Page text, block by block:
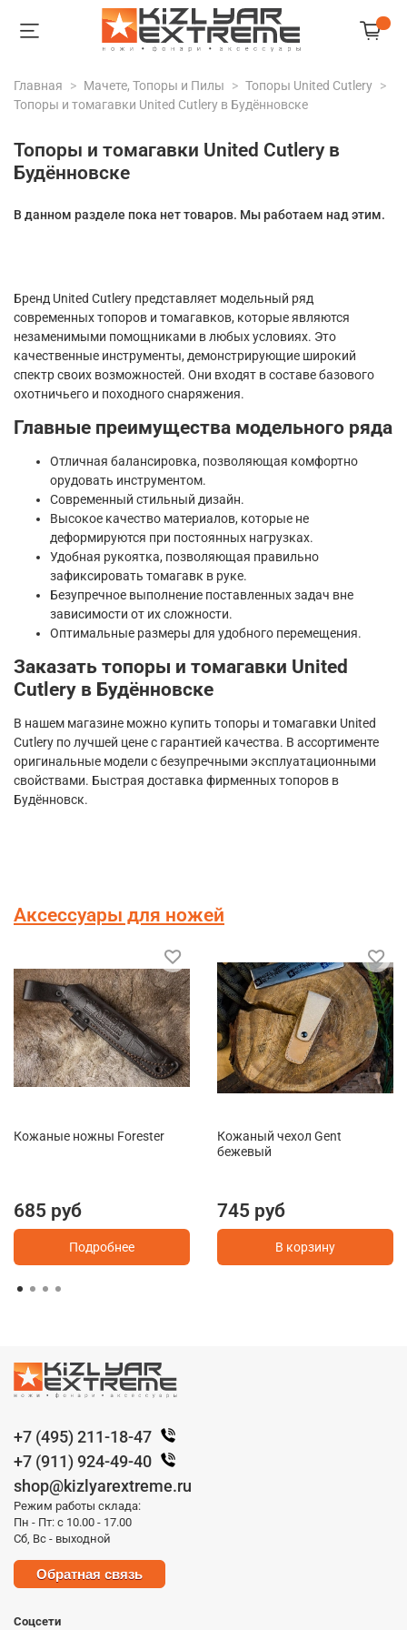
Главная Мачете, Топоры и Пилы
Топоры United Cutlery
Топоры и томагавки United Cutlery в Будённовске
Топоры и томагавки United Cutlery в
Будённовске
В данном разделе пока нет товаров. Мы работаем над этим.
Бренд United Cutlery представляет модельный ряд
современных топоров и томагавков, которые являются
незаменимыми помощниками в любых условиях. Это
качественные инструменты, демонстрирующие широкий
спектр своих возможностей. Они входят в составе базового
охотничьего и походного снаряжения.
Главные преимущества модельного ряда
Отличная балансировка, позволяющая комфортно
орудовать инструментом.
Современный стильный дизайн.
Высокое качество материалов, которые не
деформируются при постоянных нагрузках.
Удобная рукоятка, позволяющая правильно
зафиксировать томагавк в руке.
Безупречное выполнение поставленных задач вне
зависимости от их сложности.
Оптимальные размеры для удобного перемещения.
Заказать топоры и томагавки United
Cutlery в Будённовске
В нашем магазине можно купить топоры и томагавки United
Cutlery по лучшей цене с гарантией качества. В ассортименте
оригинальные модели с безупречными эксплуатационными
свойствами. Быстрая доставка фирменных топоров в
Будённовск.
Аксессуары для ножей
Кожаные ножны Forester
685 руб
Подробнее
Кожаный чехол Gent
бежевый
745 руб
В корзину
+7 (495) 211-18-47
+7 (911) 924-49-40
shop@kizlyarextreme.ru
Режим работы склада:
Пн - Пт: с 10.00 - 17.00
Сб, Вс - выходной
Обратная связь
Соцсети